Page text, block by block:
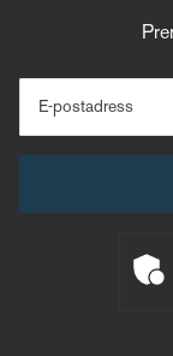
E-postadress